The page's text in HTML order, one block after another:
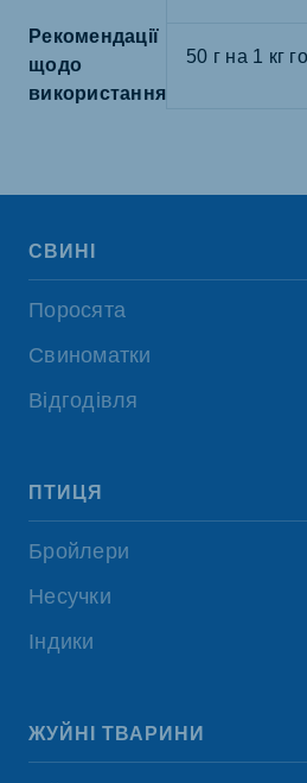
Рекомендації
щодо
використання
50 г на 1 кг
СВИНІ
Поросята
Свиноматки
Відгодівля
ПТИЦЯ
Бройлери
Несучки
Індики
ЖУЙНІ ТВАРИНИ